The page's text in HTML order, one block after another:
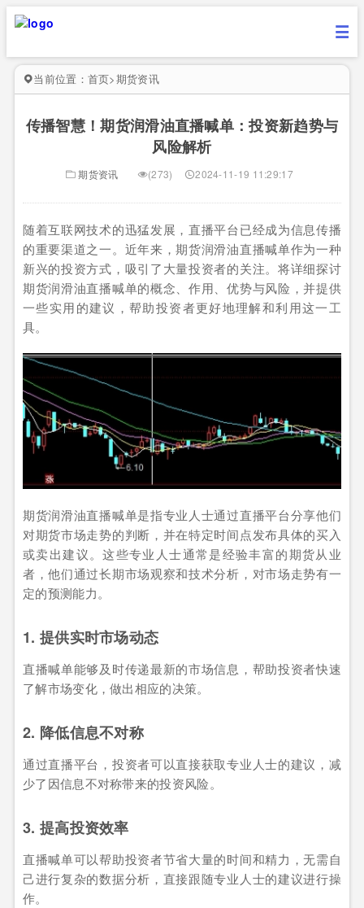
当前位置： 首页>期货资讯
传播智慧！期货润滑油直播喊单：投资新趋势与
风险解析
期货资讯 (273) 2024-11-19 11:29:17
随着互联网技术的迅猛发展，直播平台已经成为信息传播
的重要渠道之一。近年来，期货润滑油直播喊单作为一种
新兴的投资方式，吸引了大量投资者的关注。将详细探讨
期货润滑油直播喊单的概念、作用、优势与风险，并提供
一些实用的建议，帮助投资者更好地理解和利用这一工
具。
期货润滑油直播喊单是指专业人士通过直播平台分享他们
对期货市场走势的判断，并在特定时间点发布具体的买入
或卖出建议。这些专业人士通常是经验丰富的期货从业
者，他们通过长期市场观察和技术分析，对市场走势有一
定的预测能力。
1. 提供实时市场动态
直播喊单能够及时传递最新的市场信息，帮助投资者快速
了解市场变化，做出相应的决策。
2. 降低信息不对称
通过直播平台，投资者可以直接获取专业人士的建议，减
少了因信息不对称带来的投资风险。
3. 提高投资效率
直播喊单可以帮助投资者节省大量的时间和精力，无需自
己进行复杂的数据分析，直接跟随专业人士的建议进行操
作。